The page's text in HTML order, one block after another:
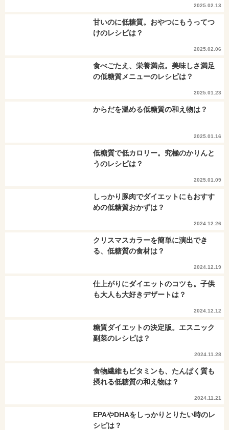
2025.02.13
甘いのに低糖質。おやつにもうってつ
けのレシピは？
2025.02.06
食べごたえ、栄養満点。美味しさ満足
の低糖質メニューのレシピは？
2025.01.23
からだを温める低糖質の和え物は？
2025.01.16
低糖質で低カロリー。究極のかりんと
うのレシピは？
2025.01.09
しっかり豚肉でダイエットにもおすす
めの低糖質おかずは？
2024.12.26
クリスマスカラーを簡単に演出でき
る、低糖質の食材は？
2024.12.19
仕上がりにダイエットのコツも。子供
も大人も大好きデザートは？
2024.12.12
糖質ダイエットの決定版。エスニック
副菜のレシピは？
2024.11.28
食物繊維もビタミンも、たんぱく質も
摂れる低糖質の和え物は？
2024.11.21
EPAやDHAをしっかりとりたい時のレ
シピは？